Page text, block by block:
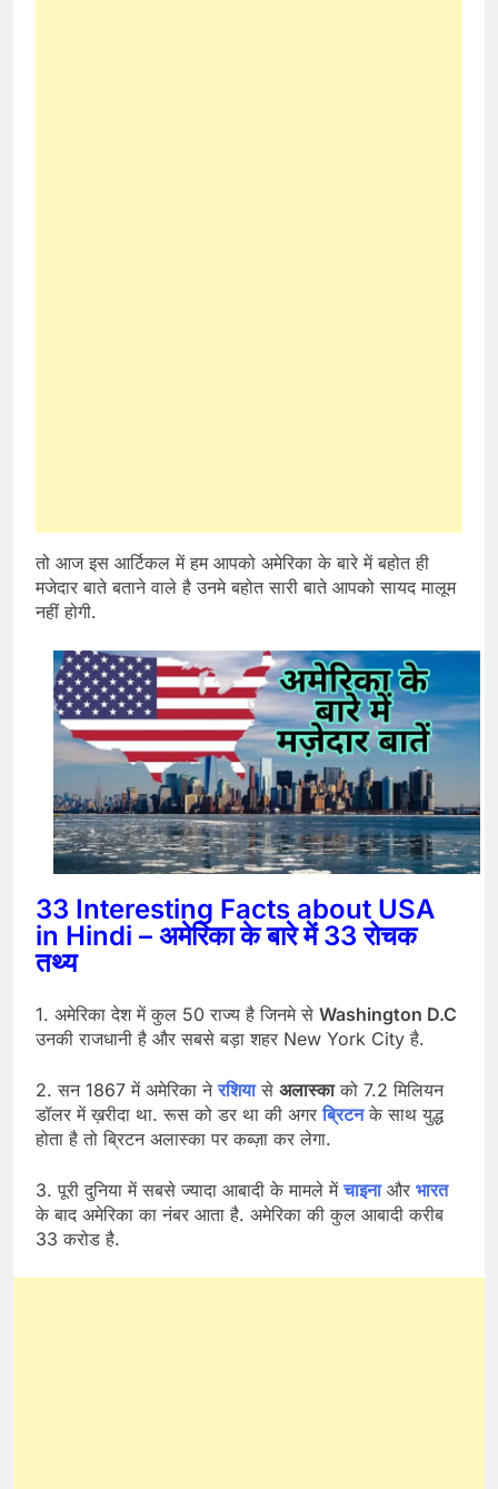
तो आज इस आर्टिकल में हम आपको अमेरिका के बारे में बहोत ही
मजेदार बाते बताने वाले है उनमे बहोत सारी बाते आपको सायद मालूम
नहीं होगी.
33 Interesting Facts about USA
in Hindi – अमेरिका के बारे में 33 रोचक
तथ्य
1. अमेरिका देश में कुल 50 राज्य है जिनमे से Washington D.C
उनकी राजधानी है और सबसे बड़ा शहर New York City है.
2. सन 1867 में अमेरिका ने रशियासे अलास्काको 7.2 मिलियन
डॉलर में ख़रीदा था. रूस को डर था की अगरब्रिटनके साथ युद्ध
होता है तो ब्रिटन अलास्का पर कब्ज़ा कर लेगा.
3. पूरी दुनिया में सबसे ज्यादा आबादी के मामले मेंचाइनाऔर भारत
के बाद अमेरिका का नंबर आता है. अमेरिका की कुल आबादी करीब
33 करोड है.